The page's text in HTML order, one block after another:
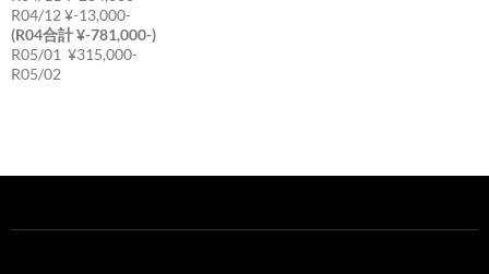
R04/12 ¥-13,000-
(R04合計 ¥-781,000-)
R05/01 ¥315,000-
R05/02